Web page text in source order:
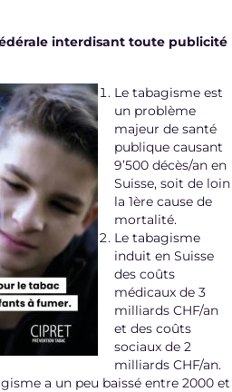
interdisant toute publicité
Le tabagisme est
un problème
majeur de santé
publique causant
9’500 décès/an en
Suisse, soit de loin
la 1ère cause de
mortalité.
Le tabagisme
induit en Suisse
des coûts
médicaux de 3
milliards CHF/an
et des coûts
sociaux de 2
milliards CHF/an.
a un peu baissé entre 2000 et